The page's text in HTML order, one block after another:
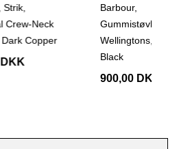
Gummistøvler, Nimbus
Wellingtons, Classic
900,00 DKK